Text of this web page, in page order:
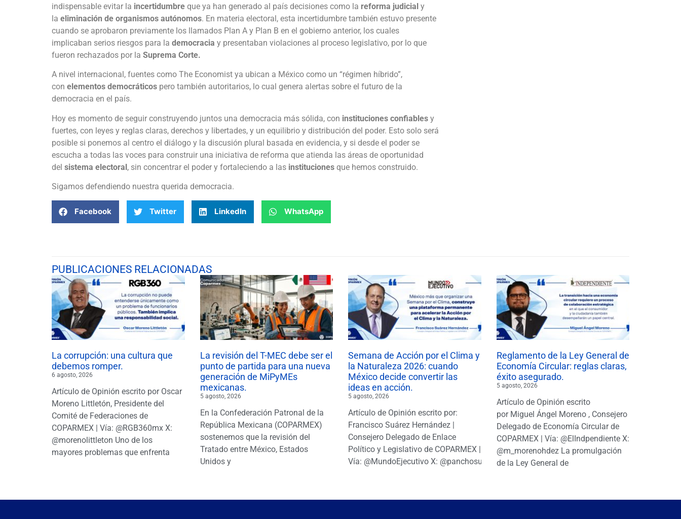
indispensable evitar la incertidumbre que ya han generado al país decisiones como la reforma judicial y
la eliminación de organismos autónomos. En materia electoral, esta incertidumbre también estuvo presente
cuando se aprobaron previamente los llamados Plan A y Plan B en el gobierno anterior, los cuales
implicaban serios riesgos para la democracia y presentaban violaciones al proceso legislativo, por lo que
fueron rechazados por la Suprema Corte.
A nivel internacional, fuentes como The Economist ya ubican a México como un “régimen híbrido”,
con elementos democráticos pero también autoritarios, lo cual genera alertas sobre el futuro de la
democracia en el país.
Hoy es momento de seguir construyendo juntos una democracia más sólida, con instituciones confiables y
fuertes, con leyes y reglas claras, derechos y libertades, y un equilibrio y distribución del poder. Esto solo será
posible si ponemos al centro el diálogo y la discusión plural basada en evidencia, y si desde el poder se
escucha a todas las voces para construir una iniciativa de reforma que atienda las áreas de oportunidad
del sistema electoral, sin concentrar el poder y fortaleciendo a las instituciones que hemos construido.
Sigamos defendiendo nuestra querida democracia.
Facebook Twitter LinkedIn WhatsApp
PUBLICACIONES RELACIONADAS
La corrupción: una cultura que
debemos romper.
6 agosto, 2026
Artículo de Opinión escrito por Oscar
Moreno Littletón, Presidente del
Comité de Federaciones de
COPARMEX | Vía: @RGB360mx X:
@morenolittleton Uno de los
mayores problemas que enfrenta
La revisión del T-MEC debe ser el
punto de partida para una nueva
generación de MiPyMEs
mexicanas.
5 agosto, 2026
En la Confederación Patronal de la
República Mexicana (COPARMEX)
sostenemos que la revisión del
Tratado entre México, Estados
Unidos y
Semana de Acción por el Clima y
la Naturaleza 2026: cuando
México decide convertir las
ideas en acción.
5 agosto, 2026
Artículo de Opinión escrito por:
Francisco Suárez Hernández |
Consejero Delegado de Enlace
Político y Legislativo de COPARMEX |
Vía: @MundoEjecutivo X: @panchosuarezh
Reglamento de la Ley General de
Economía Circular: reglas claras,
éxito asegurado.
5 agosto, 2026
Artículo de Opinión escrito
por Miguel Ángel Moreno , Consejero
Delegado de Economía Circular de
COPARMEX | Vía: @ElIndpendiente X:
@m_morenohdez La promulgación
de la Ley General de